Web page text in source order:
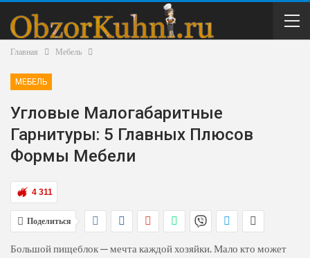
Главная Мебель
МЕБЕЛЬ
Угловые Малогабаритные
Гарнитуры: 5 Главных Плюсов
Формы Мебели
4 311
Поделиться
Большой пищеблок ─ мечта каждой хозяйки. Мало кто может